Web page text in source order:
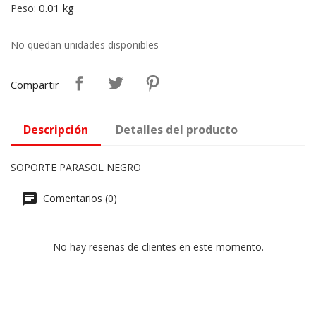
Peso: 0.01 kg
No quedan unidades disponibles
Compartir
Descripción Detalles del producto
SOPORTE PARASOL NEGRO
Comentarios (0)
No hay reseñas de clientes en este momento.